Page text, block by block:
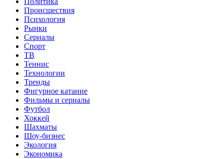
Происшествия
Психология
Рынки
Сериалы
Спорт
ТВ
Теннис
Технологии
Тренды
Фигурное катание
Фильмы и сериалы
Футбол
Хоккей
Шахматы
Шоу-бизнес
Экология
Экономика